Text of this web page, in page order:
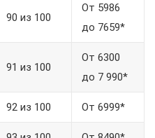
90 из 100
От 5986
до 7659*
91 из 100
От 6300
до 7 990*
92 из 100 От 6999*